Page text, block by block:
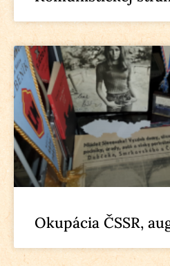
Okupácia ČSSR,